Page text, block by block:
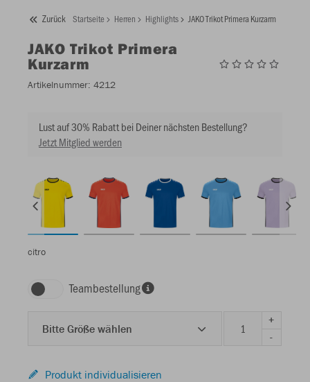
Zurück Startseite Herren Highlights JAKO Trikot Primera Kurzarm
JAKO Trikot Primera
Kurzarm
Artikelnummer: 4212
Lust auf 30% Rabatt bei Deiner nächsten Bestellung?
Jetzt Mitglied werden
citro
Teambestellung
Bitte Größe wählen
+
-
Produkt individualisieren